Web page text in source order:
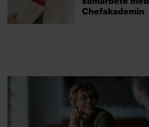
Chefakademin